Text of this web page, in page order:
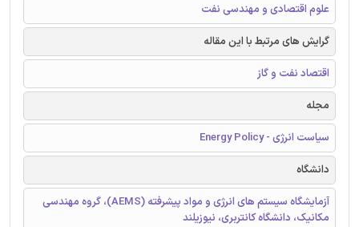
علوم اقتصادی و مهندسی نفت
گرایش های مرتبط با این مقاله
اقتصاد نفت و گاز
مجله
سیاست انرژی - Energy Policy
دانشگاه
آزمایشگاه سیستم های انرژی و مواد پیشرفته (AEMS)، گروه مهندسی
مکانیک، دانشگاه کانتربری، نیوزیلند